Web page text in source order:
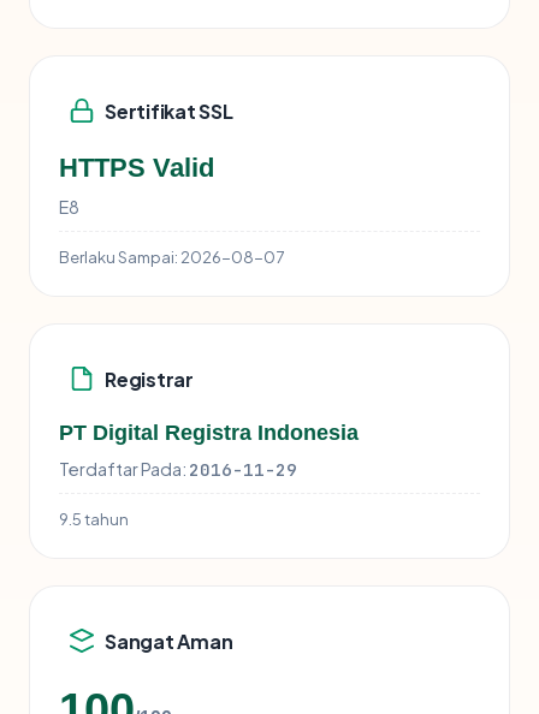
Sertifikat SSL
HTTPS Valid
E8
Berlaku Sampai: 2026-08-07
Registrar
PT Digital Registra Indonesia
Terdaftar Pada: 2016-11-29
9.5 tahun
Sangat Aman